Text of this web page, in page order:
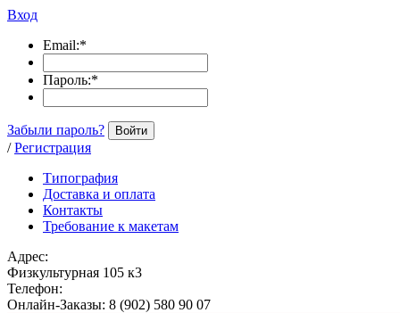
Вход
Email:*
Пароль:*
Забыли пароль? Войти
/ Регистрация
Типография
Доставка и оплата
Контакты
Требование к макетам
Адрес:
Физкультурная 105 к3
Телефон:
Онлайн-Заказы: 8 (902) 580 90 07